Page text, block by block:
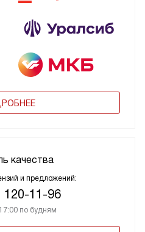
качества
и предложений:
120-11-96
по будням